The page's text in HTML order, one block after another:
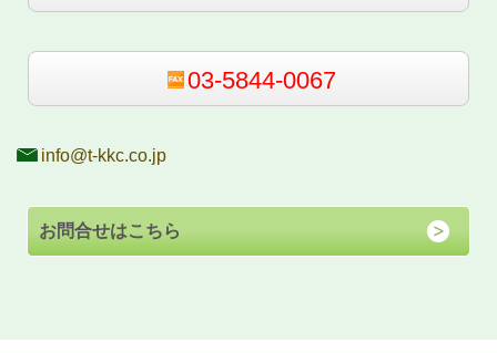
03-5844-0067
info@t-kkc.co.jp
お問合せはこちら